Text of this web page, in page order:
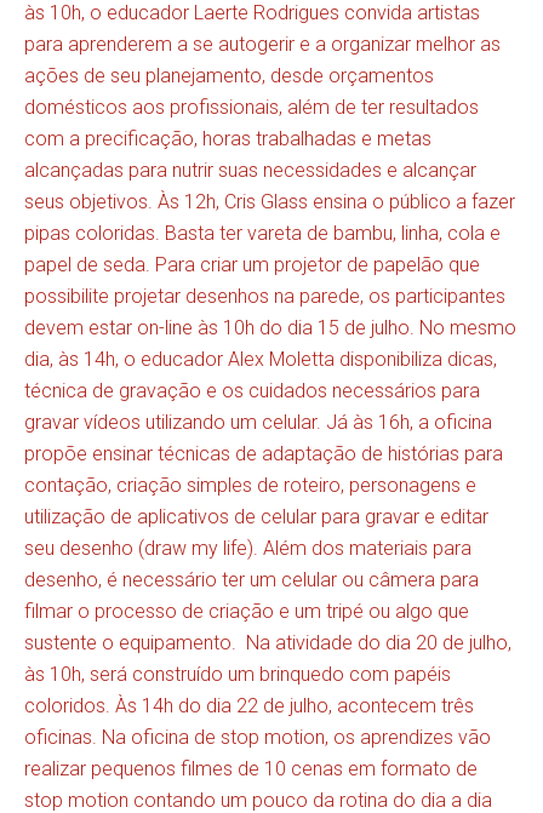
às 10h, o educador Laerte Rodrigues convida artistas
para aprenderem a se autogerir e a organizar melhor as
ações de seu planejamento, desde orçamentos
domésticos aos profissionais, além de ter resultados
com a precificação, horas trabalhadas e metas
alcançadas para nutrir suas necessidades e alcançar
seus objetivos. Às 12h, Cris Glass ensina o público a fazer
pipas coloridas. Basta ter vareta de bambu, linha, cola e
papel de seda. Para criar um projetor de papelão que
possibilite projetar desenhos na parede, os participantes
devem estar on-line às 10h do dia 15 de julho. No mesmo
dia, às 14h, o educador Alex Moletta disponibiliza dicas,
técnica de gravação e os cuidados necessários para
gravar vídeos utilizando um celular. Já às 16h, a oficina
propõe ensinar técnicas de adaptação de histórias para
contação, criação simples de roteiro, personagens e
utilização de aplicativos de celular para gravar e editar
seu desenho (draw my life). Além dos materiais para
desenho, é necessário ter um celular ou câmera para
filmar o processo de criação e um tripé ou algo que
sustente o equipamento. Na atividade do dia 20 de julho,
às 10h, será construído um brinquedo com papéis
coloridos. Às 14h do dia 22 de julho, acontecem três
oficinas. Na oficina de stop motion, os aprendizes vão
realizar pequenos filmes de 10 cenas em formato de
stop motion contando um pouco da rotina do dia a dia